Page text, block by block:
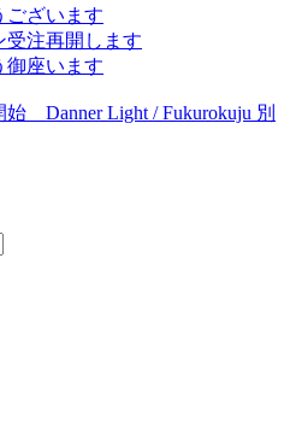
ございます
注再開します
御座います
Danner Light / Fukurokuju 別